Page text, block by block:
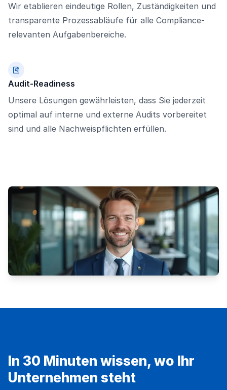
Wir etablieren eindeutige Rollen, Zuständigkeiten und
transparente Prozessabläufe für alle Compliance-
relevanten Aufgabenbereiche.
Audit-Readiness
Unsere Lösungen gewährleisten, dass Sie jederzeit
optimal auf interne und externe Audits vorbereitet
sind und alle Nachweispflichten erfüllen.
In 30 Minuten wissen, wo Ihr
Unternehmen steht